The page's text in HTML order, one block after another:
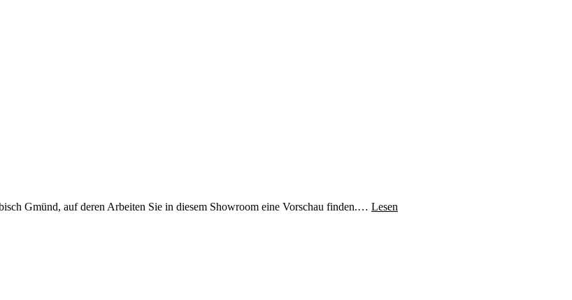
Gmünd, auf deren Arbeiten Sie in diesem Showroom eine Vorschau finden.… Lesen